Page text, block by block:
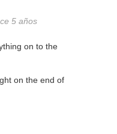
5 años
on to the
on the end of